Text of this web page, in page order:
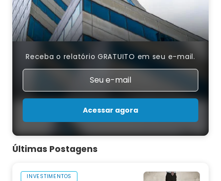
Receba o relatório GRATUITO em seu e-mail.
Acessar agora
Últimas Postagens
INVESTIMENTOS